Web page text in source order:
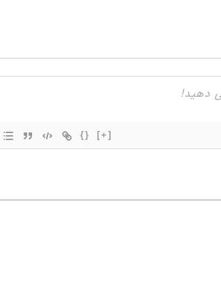
{} [+]